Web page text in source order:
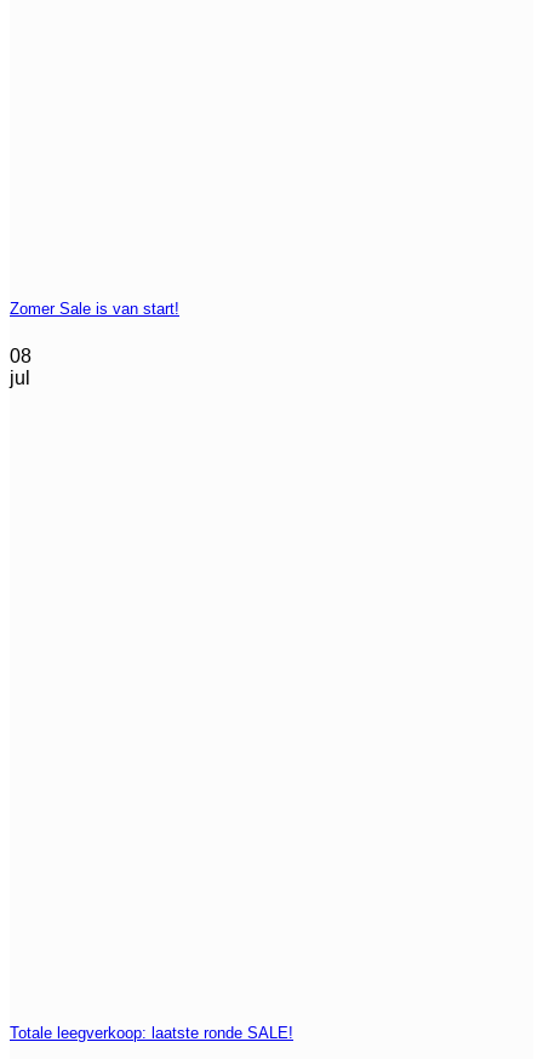
Zomer Sale is van start!
08
jul
Totale leegverkoop: laatste ronde SALE!